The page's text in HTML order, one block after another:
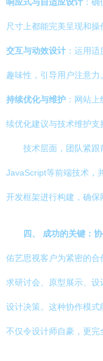
尺寸上都能完美呈现和操
交互与动效设计 ：运用
趣味性，引导用户注意力。
持续优化与维护 ：网站
续优化建议与技术维护支
技术层面，团队紧跟
JavaScript等前端技术，
开发框架进行构建，确保
四、 成功的关键：
佑艺思视客户为紧密的
求研讨会、原型展示、
设计决策。这种协作模
不仅令设计师自豪，更完